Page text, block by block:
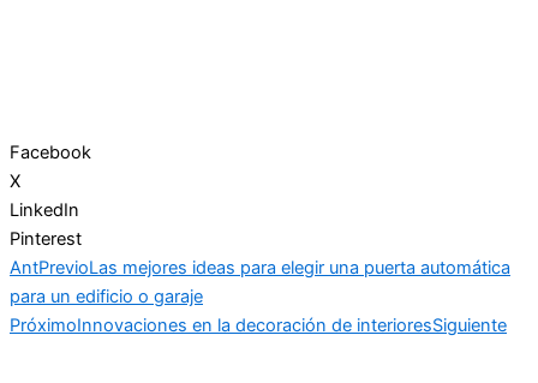
Facebook
X
LinkedIn
Pinterest
AntPrevioLas mejores ideas para elegir una puerta automática
para un edificio o garaje
PróximoInnovaciones en la decoración de interioresSiguiente